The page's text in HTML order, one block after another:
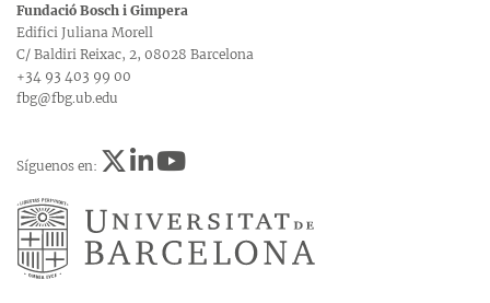
Fundació Bosch i Gimpera
Edifici Juliana Morell
C/ Baldiri Reixac, 2, 08028 Barcelona
+34 93 403 99 00
fbg@fbg.ub.edu
Síguenos en: